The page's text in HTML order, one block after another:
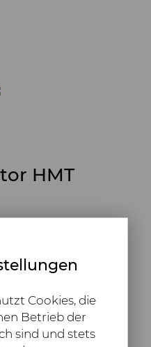
Cookies, die
Betrieb der
sind und stets
HMT
Kammervolumen